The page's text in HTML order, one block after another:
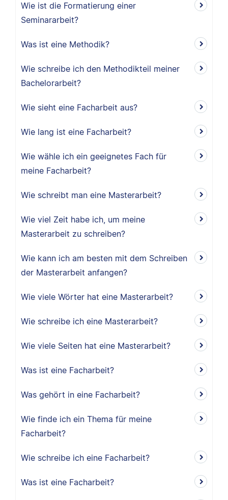
Wie ist die Formatierung einer
Seminararbeit?
Was ist eine Methodik?
Wie schreibe ich den Methodikteil meiner
Bachelorarbeit?
Wie sieht eine Facharbeit aus?
Wie lang ist eine Facharbeit?
Wie wähle ich ein geeignetes Fach für
meine Facharbeit?
Wie schreibt man eine Masterarbeit?
Wie viel Zeit habe ich, um meine
Masterarbeit zu schreiben?
Wie kann ich am besten mit dem Schreiben
der Masterarbeit anfangen?
Wie viele Wörter hat eine Masterarbeit?
Wie schreibe ich eine Masterarbeit?
Wie viele Seiten hat eine Masterarbeit?
Was ist eine Facharbeit?
Was gehört in eine Facharbeit?
Wie finde ich ein Thema für meine
Facharbeit?
Wie schreibe ich eine Facharbeit?
Was ist eine Facharbeit?